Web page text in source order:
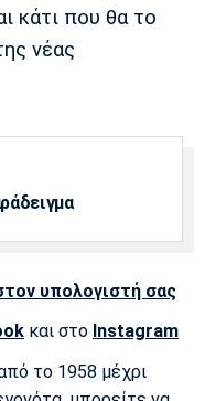
κάτι που θα το
νέας
υπολογιστή σας
και στο Instagram
το 1958 μέχρι